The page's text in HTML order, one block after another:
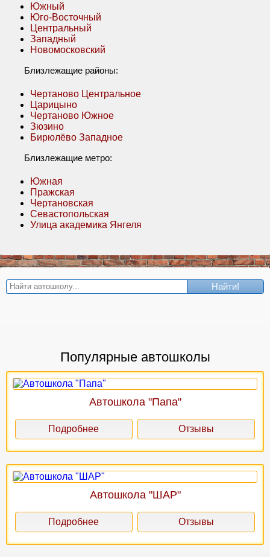
Южный
Юго-Восточный
Центральный
Западный
Новомосковский
Близлежащие районы:
Чертаново Центральное
Царицыно
Чертаново Южное
Зюзино
Бирюлёво Западное
Близлежащие метро:
Южная
Пражская
Чертановская
Севастопольская
Улица академика Янгеля
Найти!
Популярные автошколы
Автошкола "Папа"
Подробнее Отзывы
Автошкола "ШАР"
Подробнее Отзывы